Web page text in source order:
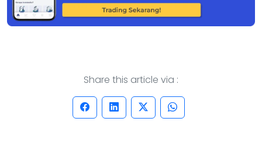
Share this article via :